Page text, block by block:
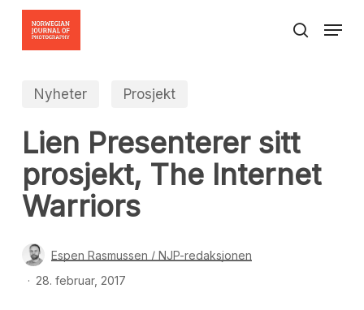
Skip
content
search
Menu
Nyheter Prosjekt
Lien Presenterer sitt
prosjekt, The Internet
Warriors
Espen Rasmussen / NJP-redaksjonen
28. februar, 2017